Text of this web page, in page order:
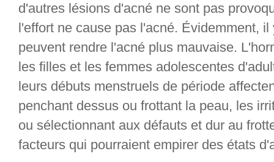
d'autres lésions d'acné ne sont pas
l'effort ne cause pas l'acné. Évidemment,
peuvent rendre l'acné plus mauvaise.
les filles et les femmes adolescentes
leurs débuts menstruels de période
penchant dessus ou frottant la peau, les
ou sélectionnant aux défauts et dur au
facteurs qui pourraient empirer des états